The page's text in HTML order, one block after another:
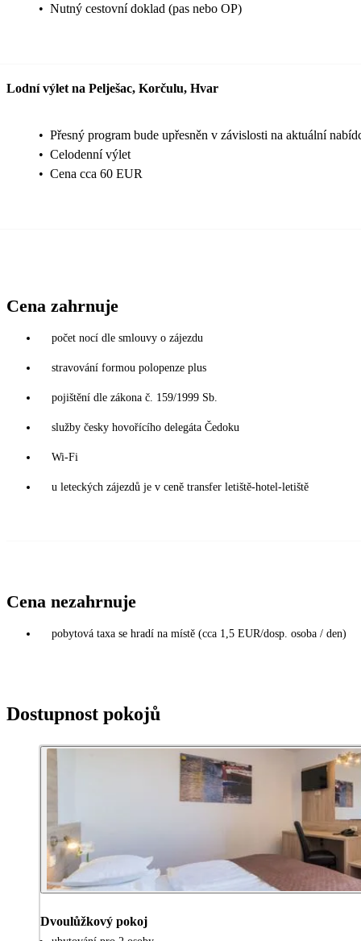
• Nutný cestovní doklad (pas nebo OP)
Lodní výlet na Pelješac, Korčulu, Hvar
• Přesný program bude upřesněn v závislosti na aktuální
• Celodenní výlet
• Cena cca 60 EUR
Cena zahrnuje
počet nocí dle smlouvy o zájezdu
stravování formou polopenze plus
pojištění dle zákona č. 159/1999 Sb.
služby česky hovořícího delegáta Čedoku
Wi-Fi
u leteckých zájezdů je v ceně transfer letiště-hotel-letiště
Cena nezahrnuje
pobytová taxa se hradí na místě (cca 1,5 EUR/dosp. osoba / den)
Dostupnost pokojů
Dvoulůžkový pokoj